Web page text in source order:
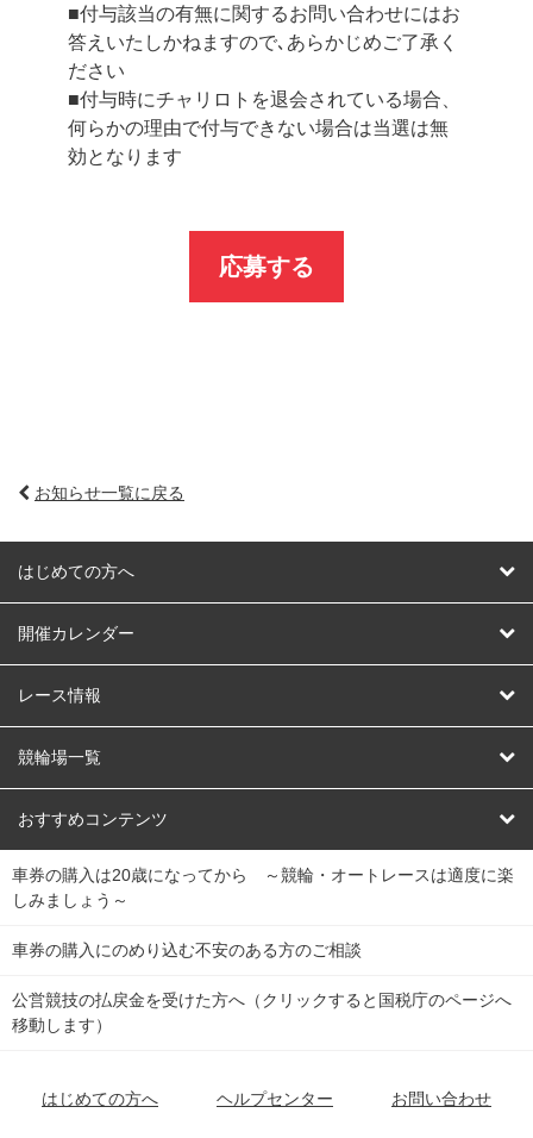
■付与該当の有無に関するお問い合わせにはお
答えいたしかねますので､あらかじめご了承く
ださい
■付与時にチャリロトを退会されている場合、
何らかの理由で付与できない場合は当選は無
効となります
応募する
お知らせ一覧に戻る
はじめての方へ
はじめての方へ
開催カレンダー
競輪
オートレース
競輪くじ
Dokanto!
チャリロトプラザ
レース情報
レース予想
レース結果
キャリーオーバー一覧
競輪場一覧
北日本 函館競輪場
関
東
弥彦競輪場 前橋競輪場 取手競輪場 宇都宮競輪場
関
東
小田原競輪場
名古屋競輪場 岐阜競輪場 大垣競輪場 豊橋競輪場
おすすめコンテンツ
競輪選手情報
Perfecta Navi
netkeirin
車券の購入は20歳になってから ～競輪・オートレースは適度に楽
しみましょう～
車券の購入にのめり込む不安のある方のご相談
公営競技の払戻金を受けた方へ（クリックすると国税庁のページへ
移動します）
はじめての方へ ヘルプセンター お問い合わせ